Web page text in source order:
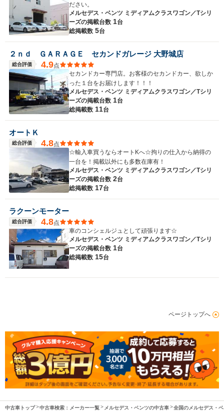
ださい。
メルセデス・ベンツ ミディアムクラスワゴン／Tシリ
ーズの掲載台数 1台
総掲載数 5台
２ｎｄ ＧＡＲＡＧＥ セカンドガレージ 大野城店
総合評価 4.9点
セカンドカー専門店。お客様のセカンドカー、欲しか
った１台をお届けします！！！
メルセデス・ベンツ ミディアムクラスワゴン／Tシリ
ーズの掲載台数 1台
総掲載数 11台
オートＫ
総合評価 4.8点
☆輸入車買うならオートKへ☆拘りの仕入から納得の
一台を！掲載以外にも多数在庫有！
メルセデス・ベンツ ミディアムクラスワゴン／Tシリ
ーズの掲載台数 2台
総掲載数 17台
ラクーンモーター
総合評価 4.8点
車のコンシェルジュとして頑張ります☆
メルセデス・ベンツ ミディアムクラスワゴン／Tシリ
ーズの掲載台数 1台
総掲載数 15台
ページトップへ
中古車トップ 中古車検索：メーカー一覧 メルセデス・ベンツの中古車 全国のメルセデス・